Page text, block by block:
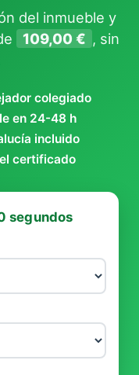
del inmueble y
109,00 € , sin
colegiado
en 24-48 h
incluido
certificado
segundos